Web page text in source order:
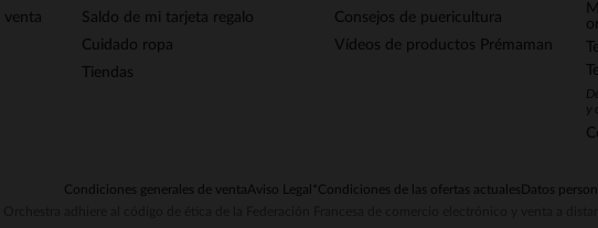
venta
Saldo de mi tarjeta regalo
Cuidado ropa
Tiendas
Consejos de puericultura
Vídeos de productos Prémaman
y
Condiciones generales de ventaAviso Legal *Condiciones de las ofertas actuales Datos